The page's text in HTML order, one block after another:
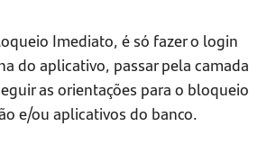
Imediato, é só fazer o login
do aplicativo, passar pela camada
as orientações para o bloqueio
e/ou aplicativos do banco.